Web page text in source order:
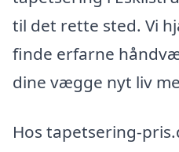
til det rette sted. Vi
finde erfarne
dine vægge nyt liv
Hos tapetsering-